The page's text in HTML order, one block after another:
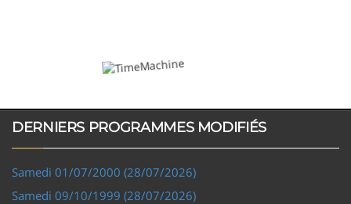
DERNIERS PROGRAMMES MODIFIÉS
Samedi 01/07/2000 (28/07/2026)
Samedi 09/10/1999 (28/07/2026)